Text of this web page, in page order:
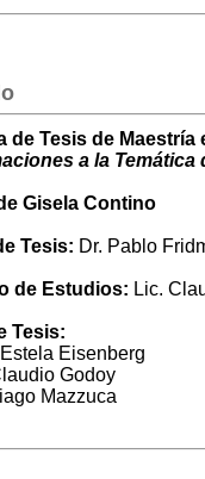
de Tesis de
a la Temática
Gisela Contino
Tesis: Dr. Pablo
de Estudios: Lic.
Tesis:
Eisenberg
Godoy
Mazzuca